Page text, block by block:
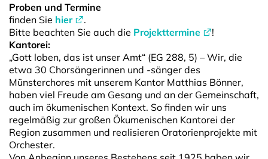
Proben und Termine
finden Sie hier
.
Bitte beachten Sie auch die Projekttermine
!
Kantorei:
„Gott loben, das ist unser Amt“ (EG 288, 5) – Wir, die
etwa 30 Chorsängerinnen und -sänger des
Münsterchores mit unserem Kantor Matthias Bönner,
haben viel Freude am Gesang und an der Gemeinschaft,
auch im ökumenischen Kontext. So finden wir uns
regelmäßig zur großen Ökumenischen Kantorei der
Region zusammen und realisieren Oratorienprojekte mit
Orchester.